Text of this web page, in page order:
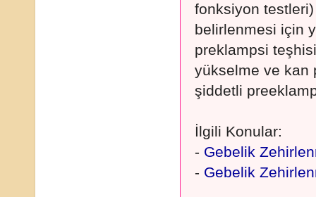
fonksiyon
belirlenmesi için
preklampsi
yükselme ve kan
şiddetli
İlgili Konular:
- Gebelik
- Gebelik